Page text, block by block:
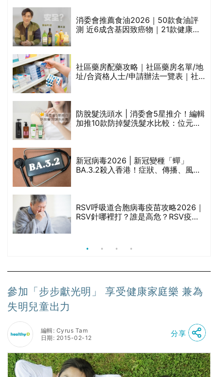
消委會推薦食油2026｜50款食油評
測 近6成含基因致癌物｜21款健康煮
社區藥房配藥攻略｜社區藥房名單/地
址/合資格人士/申請辦法一覽表｜社
防脫髮洗頭水 | 消委會5星推介！編輯
加推10款防掉髮洗髮水比較：位元
新冠病毒2026 | 新冠變種「蟬」
BA.3.2殺入香港！症狀、傳播、風險
RSV呼吸道合胞病毒疫苗攻略2026｜
RSV針哪裡打？誰是高危？RSV疫苗
參加「步步獻光明」 享受健康家庭樂 兼為
失明兒童出力
編輯: Cyrus Tam
日期: 2015-02-12
分享